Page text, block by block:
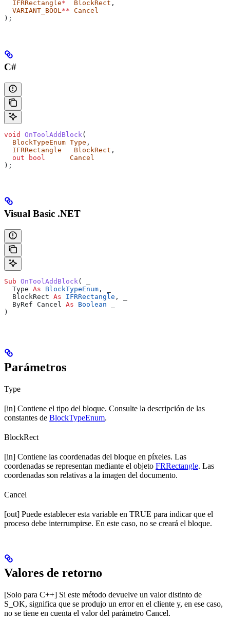
  IFRRectangle
*
  BlockRect
,
  VARIANT_BOOL
** Cancel
);
C#
void OnToolAddBlock (
  BlockTypeEnum
Type ,
  IFRRectangle
   BlockRect
,
  out
bool
      Cancel
);
Visual Basic .NET
Sub OnToolAddBlock(
  Type
As BlockTypeEnum ,
  BlockRect
As IFRRectangle ,
  ByRef Cancel
As Boolean
)
Parámetros
Type
[in] Contiene el tipo del bloque. Consulte la descripción de las
constantes de BlockTypeEnum.
BlockRect
[in] Contiene las coordenadas del bloque en píxeles. Las
coordenadas se representan mediante el objeto FRRectangle. Las
coordenadas son relativas a la imagen del documento.
Cancel
[out] Puede establecer esta variable en TRUE para indicar que el
proceso debe interrumpirse. En este caso, no se creará el bloque.
Valores de retorno
[Solo para C++] Si este método devuelve un valor distinto de
S_OK, significa que se produjo un error en el cliente y, en ese caso,
no se tiene en cuenta el valor del parámetro Cancel.